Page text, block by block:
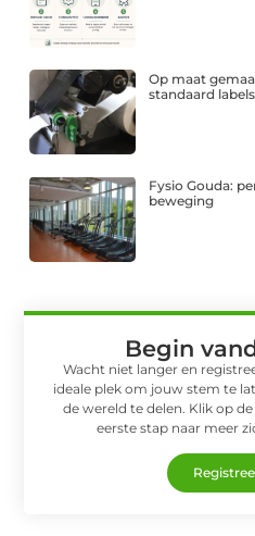
Op maat
standaard
Fysio Gouda:
beweging
Begin
Wacht niet langer en
ideale plek om jouw stem te
de wereld te delen. Klik op
eerste stap naar meer